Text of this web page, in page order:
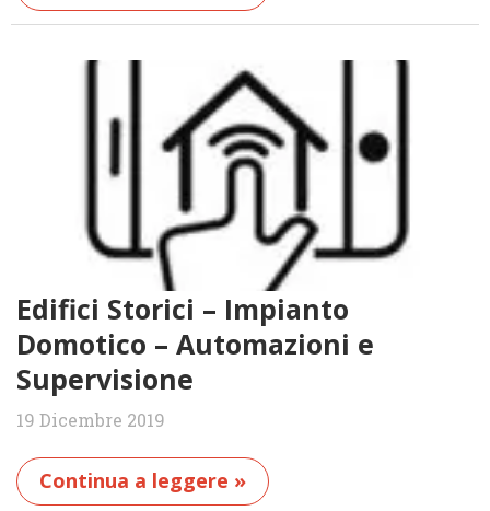
Edifici Storici – Impianto
Domotico – Automazioni e
Supervisione
19 Dicembre 2019
Continua a leggere »